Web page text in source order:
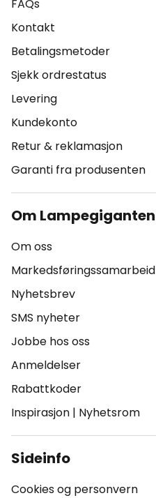
FAQs
Kontakt
Betalingsmetoder
Sjekk ordrestatus
Levering
Kundekonto
Retur & reklamasjon
Garanti fra produsenten
Om Lampegiganten
Om oss
Markedsføringssamarbeid
Nyhetsbrev
SMS nyheter
Jobbe hos oss
Anmeldelser
Rabattkoder
Inspirasjon | Nyhetsrom
Sideinfo
Cookies og personvern